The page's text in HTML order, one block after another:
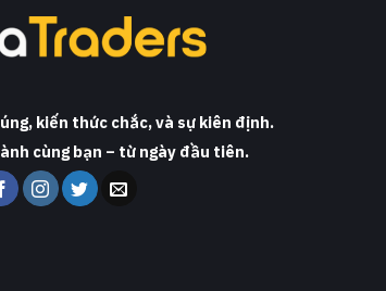
kiến thức chắc, và sự kiên định.
cùng bạn – từ ngày đầu tiên.